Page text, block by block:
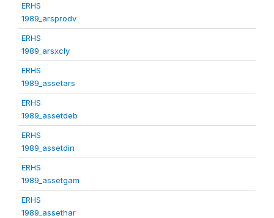
ERHS
1989_arsprodv
ERHS
1989_arsxcly
ERHS
1989_assetars
ERHS
1989_assetdeb
ERHS
1989_assetdin
ERHS
1989_assetgam
ERHS
1989_assethar